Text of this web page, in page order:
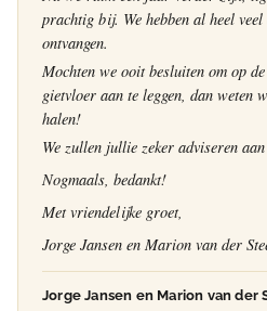
prachtig bij. We hebben al heel
ontvangen.
Mochten we ooit besluiten om op
gietvloer aan te leggen, dan weten
halen!
We zullen jullie zeker adviseren
Nogmaals, bedankt!
Met vriendelijke groet,
Jorge Jansen en Marion van der
Jorge Jansen en Marion van der